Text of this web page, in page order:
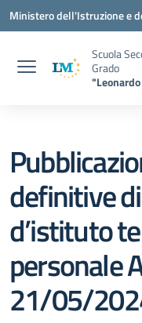
Vai ai contenuti
Vai al menu di navigazione
Vai al footer
Ministero dell'Istruzione e
Scuola
Grado
definitive
d’istituto
personale
21/05/